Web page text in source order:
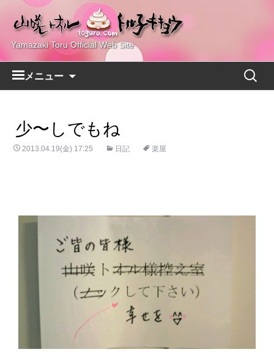
Yamazaki Toru Official Web Site
メニュー
ツ
検
少〜しでもね
2013.04.19(金) 17:25 日記 楽屋